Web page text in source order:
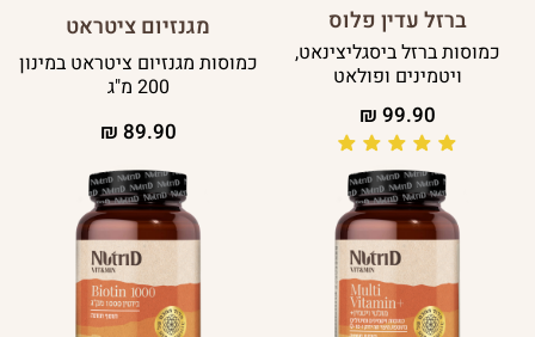
ברזל עדין פלוס
כמוסות ברזל ביסגליצינאט,
ויטמינים ופולאט
99.90
₪
מגנזיום ציטראט
כמוסות מגנזיום ציטראט במינון
200 מ"ג
89.90
₪